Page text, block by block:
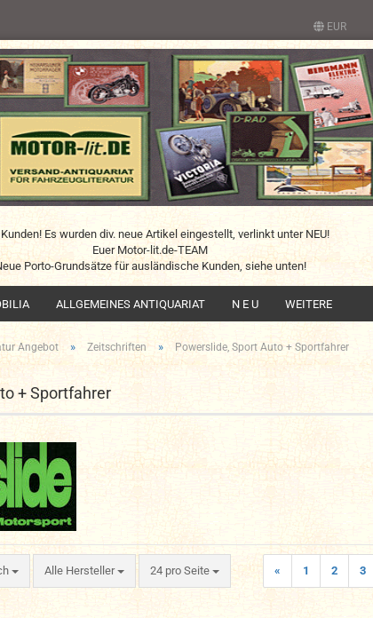
EUR
Es wurden div. neue Artikel eingestellt, verlinkt unter NEU!
Euer Motor-lit.de-TEAM
Porto-Grundsätze für ausländische Kunden, siehe unten!
ALLGEMEINES ANTIQUARIAT N E U WEITERE
Angebot » Zeitschriften » Powerslide, Sport Auto + Sportfahrer
+ Sportfahrer
Alle Hersteller 24 pro Seite
pro Seite « 1 2 3